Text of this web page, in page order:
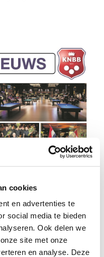
cookies
en advertenties te
social media te bieden
Ook delen we
site met onze
en analyse. Deze